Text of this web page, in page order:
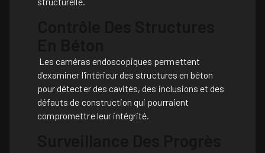
Les caméras endoscopiques permettent
d'examiner l'intérieur des structures en béton
pour détecter des cavités, des inclusions et des
défauts de construction qui pourraient
compromettre leur intégrité.